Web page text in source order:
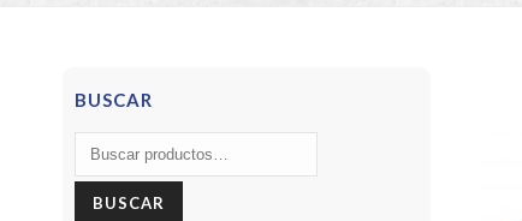
BUSCAR
Buscar
por:
BUSCAR